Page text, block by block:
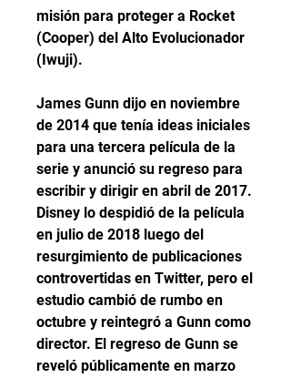
misión para proteger a Rocket
(Cooper) del Alto Evolucionador
(Iwuji).
James Gunn dijo en noviembre
de 2014 que tenía ideas iniciales
para una tercera película de la
serie y anunció su regreso para
escribir y dirigir en abril de 2017.
Disney lo despidió de la película
en julio de 2018 luego del
resurgimiento de publicaciones
controvertidas en Twitter, pero el
estudio cambió de rumbo en
octubre y reintegró a Gunn como
director. El regreso de Gunn se
reveló públicamente en marzo